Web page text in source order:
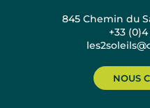
845 Chemin du
+33
NOUS